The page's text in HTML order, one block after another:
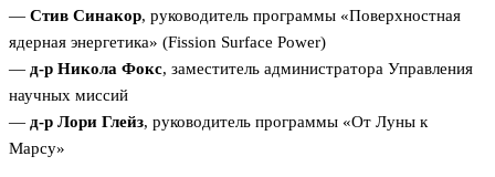
— Стив Синакор, руководитель программы «Поверхностная
ядерная энергетика» (Fission Surface Power)
— д-р Никола Фокс, заместитель администратора Управления
научных миссий
— д-р Лори Глейз, руководитель программы «От Луны к
Марсу»